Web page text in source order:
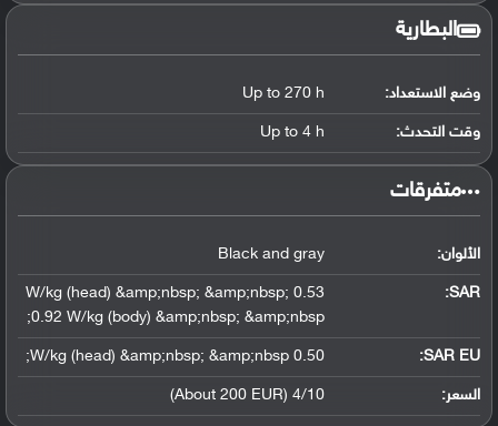
البطارية
وضع الاستعداد: Up to 270 h
وقت التحدث: Up to 4 h
‏متفرقات‏
الألوان: Black and gray
SAR
:
0.53 W/kg (head) &amp;nbsp; &amp;nbsp;
0.92 W/kg (body) &amp;nbsp; &amp;nbsp;
SAR EU:
0.50 W/kg (head) &amp;nbsp; &amp;nbsp;
السعر: 4/10 (About 200 EUR)